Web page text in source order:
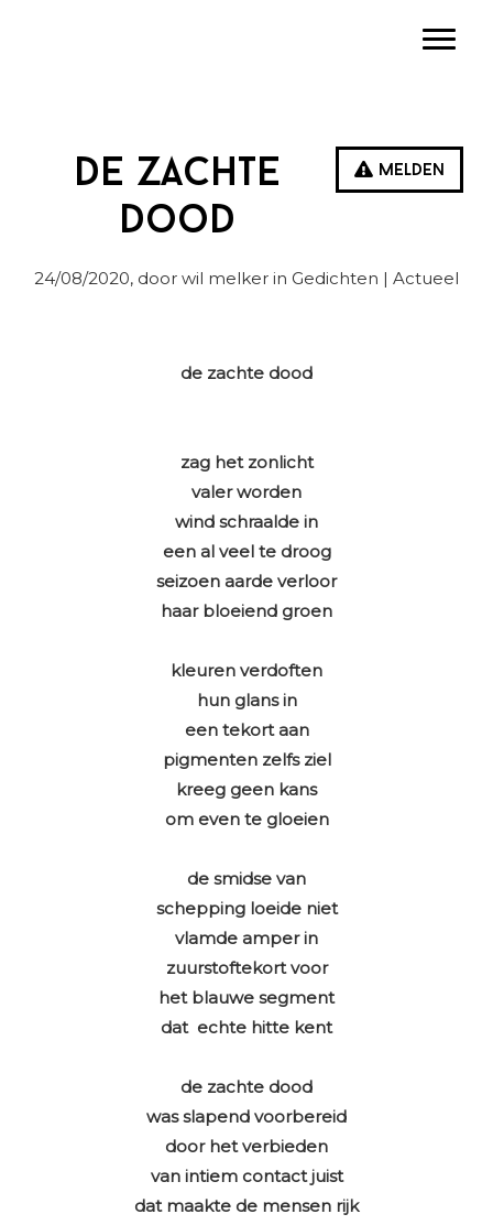
Melden
De zachte
dood
24/08/2020, door wil melker in Gedichten | Actueel
de zachte dood
zag het zonlicht
valer worden
wind schraalde in
een al veel te droog
seizoen aarde verloor
haar bloeiend groen
kleuren verdoften
hun glans in
een tekort aan
pigmenten zelfs ziel
kreeg geen kans
om even te gloeien
de smidse van
schepping loeide niet
vlamde amper in
zuurstoftekort voor
het blauwe segment
dat echte hitte kent
de zachte dood
was slapend voorbereid
door het verbieden
van intiem contact juist
dat maakte de mensen rijk